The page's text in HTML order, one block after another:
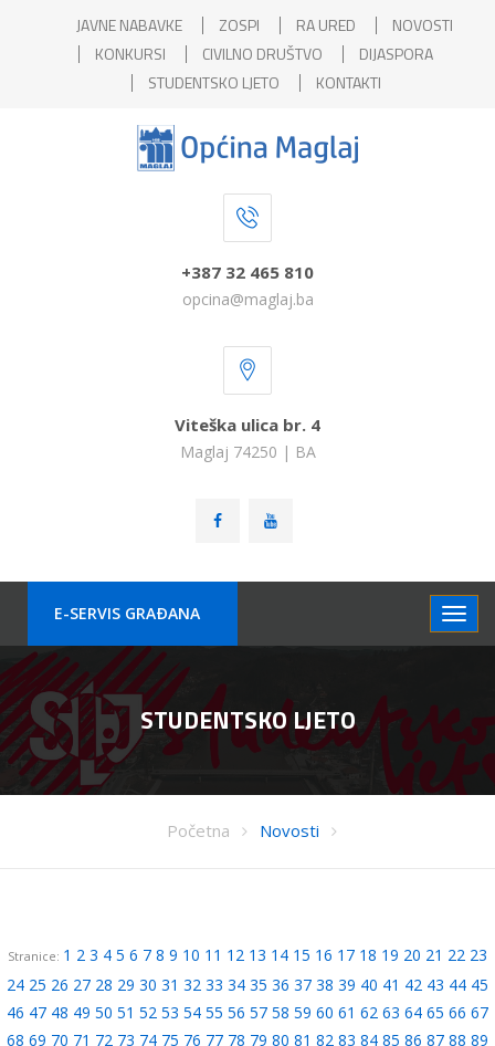
JAVNE NABAVKE ZOSPI RA URED
NOVOSTI
KONKURSI
CIVILNO DRUŠTVO
DIJASPORA
STUDENTSKO LJETO
KONTAKTI
+387 32 465 810
opcina@maglaj.ba
Viteška ulica br. 4
Maglaj 74250 | BA
E-SERVIS GRAÐANA
STUDENTSKO LJETO
Početna Novosti
Stranice: 1 2 3 4 5 6 7 8 9 10 11 12 13 14 15 16 17 18 19 20 21 22 23
24 25 26 27 28 29 30 31 32 33 34 35 36 37 38 39 40 41 42 43 44 45
46 47 48 49 50 51 52 53 54 55 56 57 58 59 60 61 62 63 64 65 66 67
68 69 70 71 72 73 74 75 76 77 78 79 80 81 82 83 84 85 86 87 88 89